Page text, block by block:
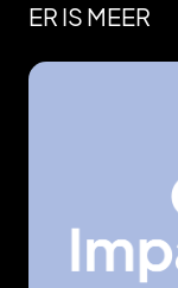
ER IS MEER